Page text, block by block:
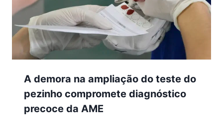
A demora na ampliação do teste do
pezinho compromete diagnóstico
precoce da AME